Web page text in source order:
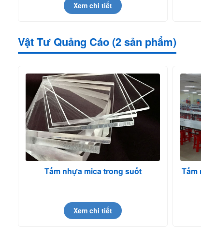
Xem chi tiết
Vật Tư Quảng Cáo (2 sản phẩm)
Tấm nhựa mica trong suốt
Xem chi tiết
Tấm